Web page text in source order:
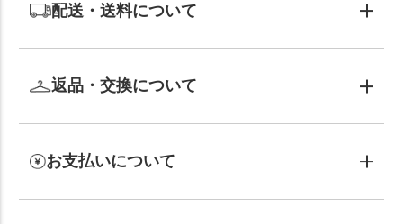
配送・送料について
返品・交換について
お支払いについて